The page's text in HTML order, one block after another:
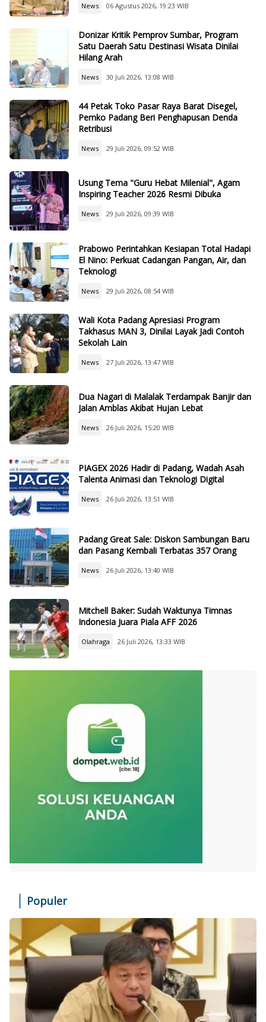
News 06 Agustus 2026, 19:23 WIB
Donizar Kritik Pemprov Sumbar, Program
Satu Daerah Satu Destinasi Wisata Dinilai
Hilang Arah
News 30 Juli 2026, 13:08 WIB
44 Petak Toko Pasar Raya Barat Disegel,
Pemko Padang Beri Penghapusan Denda
Retribusi
News 29 Juli 2026, 09:52 WIB
Usung Tema "Guru Hebat Milenial", Agam
Inspiring Teacher 2026 Resmi Dibuka
News 29 Juli 2026, 09:39 WIB
Prabowo Perintahkan Kesiapan Total Hadapi
El Nino: Perkuat Cadangan Pangan, Air, dan
Teknologi
News 29 Juli 2026, 08:54 WIB
Wali Kota Padang Apresiasi Program
Takhasus MAN 3, Dinilai Layak Jadi Contoh
Sekolah Lain
News 27 Juli 2026, 13:47 WIB
Dua Nagari di Malalak Terdampak Banjir dan
Jalan Amblas Akibat Hujan Lebat
News 26 Juli 2026, 15:20 WIB
PIAGEX 2026 Hadir di Padang, Wadah Asah
Talenta Animasi dan Teknologi Digital
News 26 Juli 2026, 13:51 WIB
Padang Great Sale: Diskon Sambungan Baru
dan Pasang Kembali Terbatas 357 Orang
News 26 Juli 2026, 13:40 WIB
Mitchell Baker: Sudah Waktunya Timnas
Indonesia Juara Piala AFF 2026
Olahraga 26 Juli 2026, 13:33 WIB
Populer